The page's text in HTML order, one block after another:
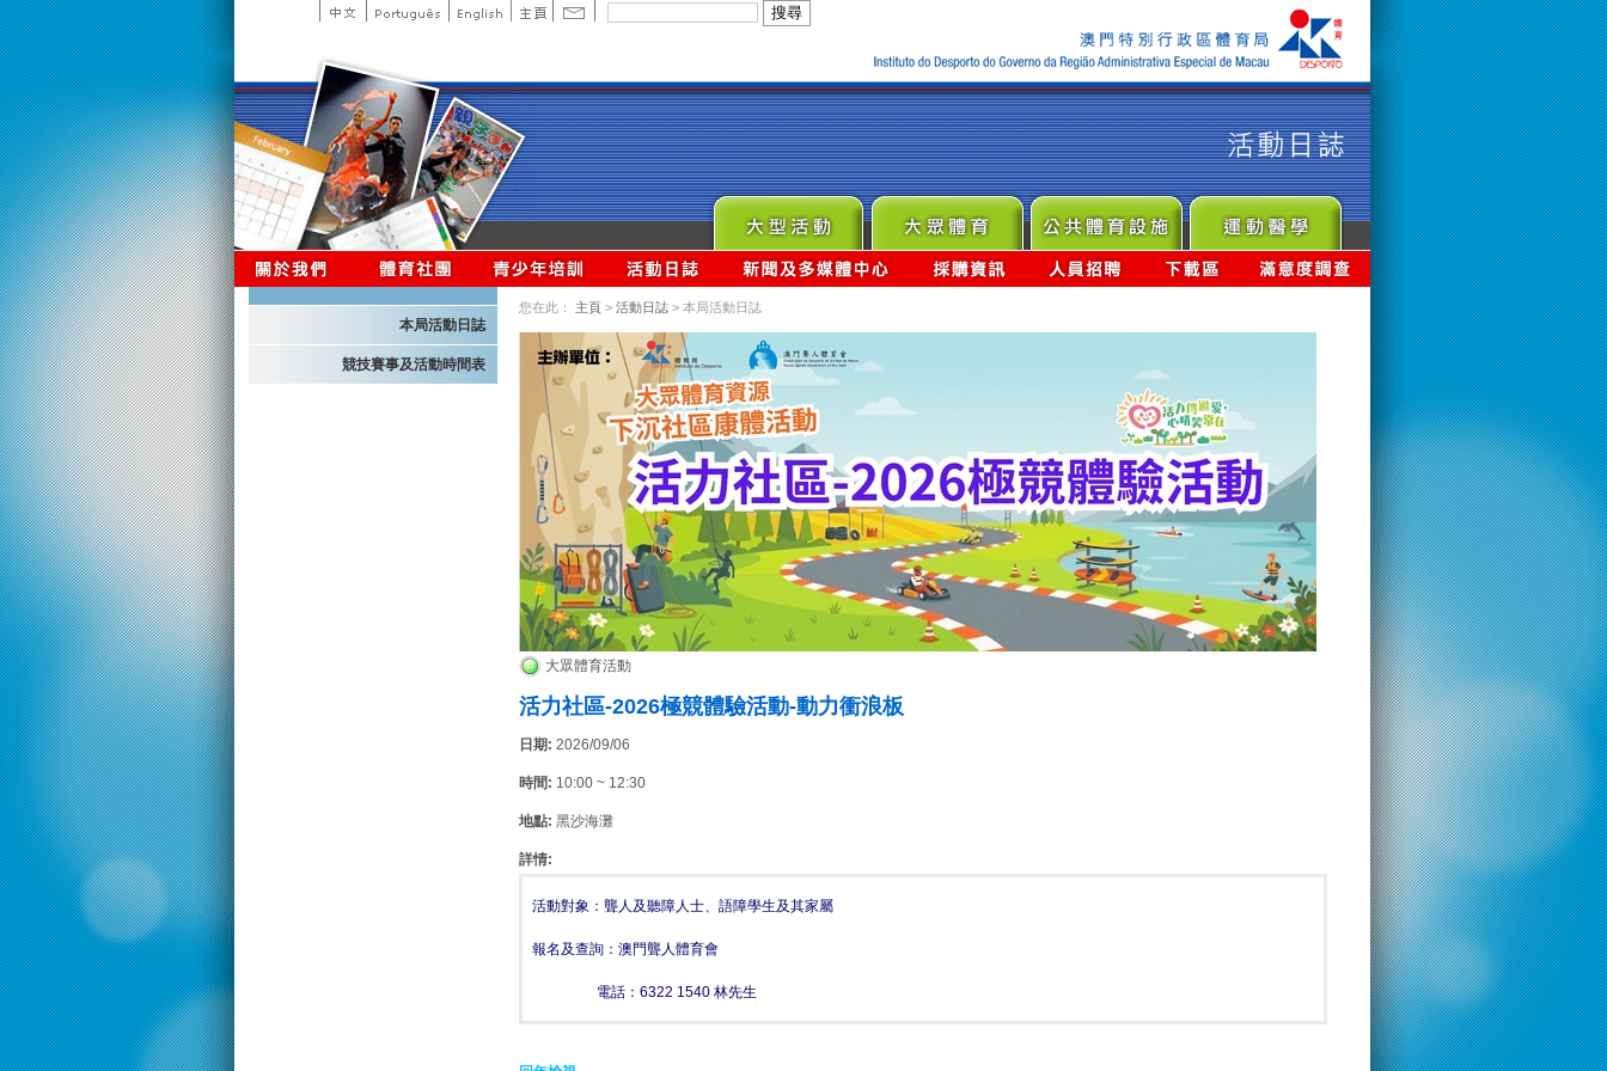
本局活動日誌
競技賽事及活動時間表
您在此： 主頁 > 活動日誌 > 本局活動日誌
大眾體育活動
活力社區-2026極競體驗活動-動力衝浪板
日期: 2026/09/06
時間: 10:00 ~ 12:30
地點: 黑沙海灘
詳情:
活動對象：聾人及聽障人士、語障學生及其家屬
報名及查詢：澳門聾人體育會
電話：6322 1540 林先生